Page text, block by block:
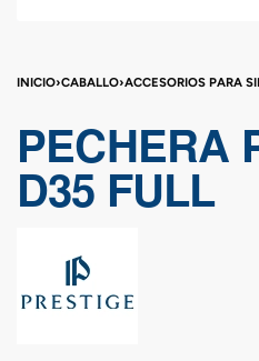
INICIO›CABALLO›ACCESORIOS PARA
PECHERA
D35 FULL